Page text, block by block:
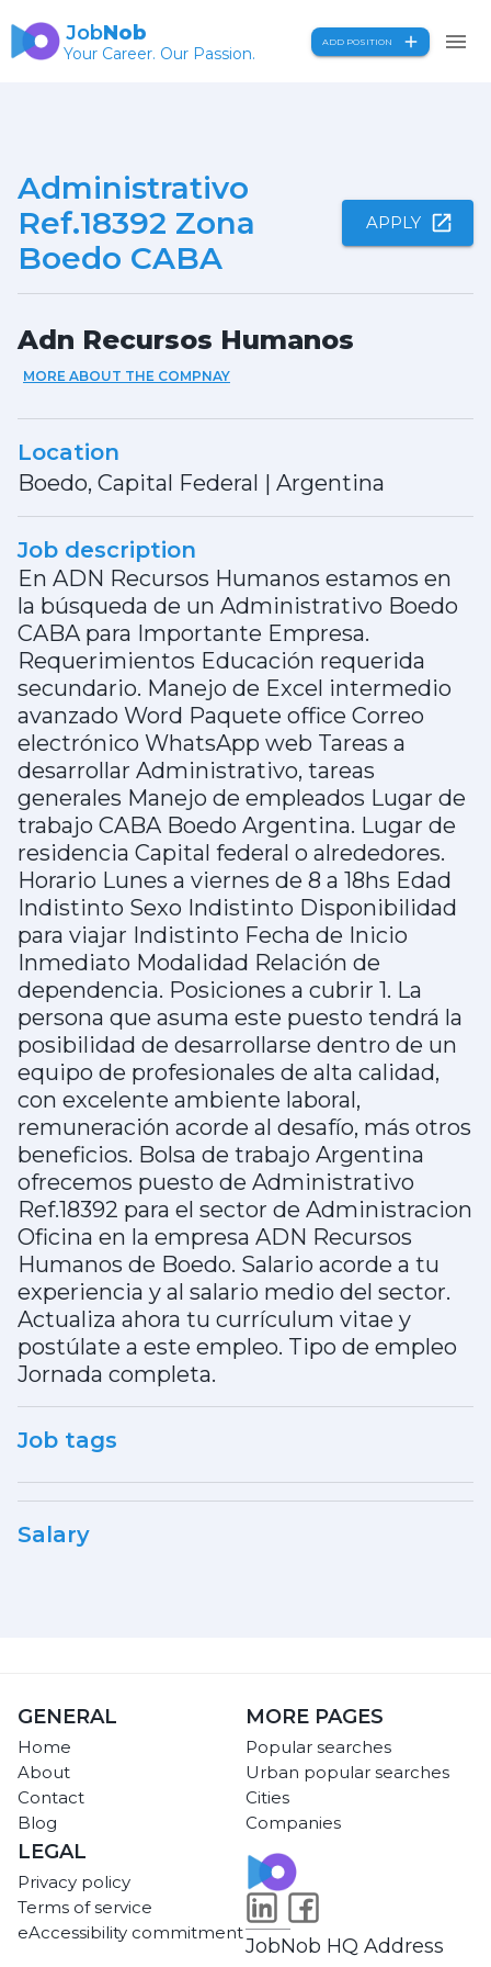
JobNob
Your Career. Our Passion.
ADD POSITION
Administrativo
Ref.18392 Zona
Boedo CABA
APPLY
Adn Recursos Humanos
MORE ABOUT THE COMPNAY
Location
Boedo, Capital Federal | Argentina
Job description
En ADN Recursos Humanos estamos en
la búsqueda de un Administrativo Boedo
CABA para Importante Empresa.
Requerimientos Educación requerida
secundario. Manejo de Excel intermedio
avanzado Word Paquete office Correo
electrónico WhatsApp web Tareas a
desarrollar Administrativo, tareas
generales Manejo de empleados Lugar de
trabajo CABA Boedo Argentina. Lugar de
residencia Capital federal o alrededores.
Horario Lunes a viernes de 8 a 18hs Edad
Indistinto Sexo Indistinto Disponibilidad
para viajar Indistinto Fecha de Inicio
Inmediato Modalidad Relación de
dependencia. Posiciones a cubrir 1. La
persona que asuma este puesto tendrá la
posibilidad de desarrollarse dentro de un
equipo de profesionales de alta calidad,
con excelente ambiente laboral,
remuneración acorde al desafío, más otros
beneficios. Bolsa de trabajo Argentina
ofrecemos puesto de Administrativo
Ref.18392 para el sector de Administracion
Oficina en la empresa ADN Recursos
Humanos de Boedo. Salario acorde a tu
experiencia y al salario medio del sector.
Actualiza ahora tu currículum vitae y
postúlate a este empleo. Tipo de empleo
Jornada completa.
Job tags
Salary
GENERAL
Home
About
Contact
Blog
MORE PAGES
Popular searches
Urban popular searches
Cities
Companies
LEGAL
Privacy policy
Terms of service
eAccessibility commitment
JobNob HQ Address